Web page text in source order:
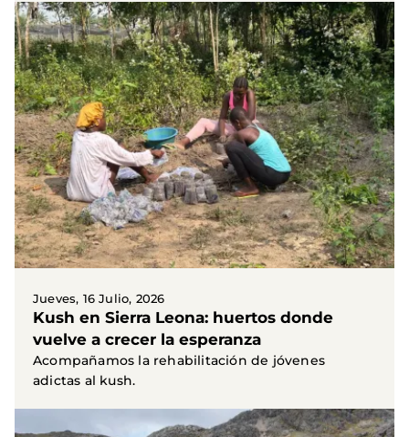
Jueves, 16 Julio, 2026
Kush en Sierra Leona: huertos donde
vuelve a crecer la esperanza
Acompañamos la rehabilitación de jóvenes
adictas al kush.